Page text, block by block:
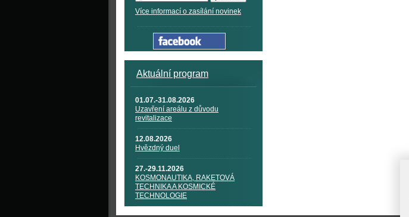
Více informací o zasílání novinek
Aktuální program
01.07.-31.08.2026
Uzavření areálu z důvodu
revitalizace
12.08.2026
Hvězdný duel
27.-29.11.2026
KOSMONAUTIKA, RAKETOVÁ
TECHNIKA A KOSMICKÉ
TECHNOLOGIE